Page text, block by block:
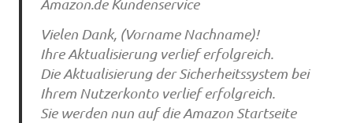
Amazon.de Kundenservice
Vielen Dank, (Vorname Nachname)!
Ihre Aktualisierung verlief erfolgreich.
Die Aktualisierung der Sicherheitssystem bei
Ihrem Nutzerkonto verlief erfolgreich.
Sie werden nun auf die Amazon Startseite